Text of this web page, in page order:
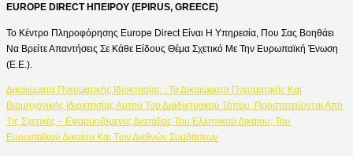
EUROPE DIRECT ΗΠΕΙΡΟΥ (EPIRUS, GREECE)
Το Κέντρο Πληροφόρησης Europe Direct Είναι Η Υπηρεσία, Που Σας Βοηθάει
Να Βρείτε Απαντήσεις Σε Κάθε Είδους Θέμα Σχετικό Με Την Ευρωπαϊκή Ένωση
(Ε.Ε.).
Δικαιώματα Πνευματικής Ιδιοκτησίας : Τα Δικαιώματα Πνευματικής Και
Βιομηχανικής Ιδιοκτησίας Αυτού Του Διαδικτυακού Τόπου, Προστατεύονται Από
Τις Σχετικές – Εφαρμοζόμενες Διατάξεις Του Ελληνικού Δικαίου, Του
Ευρωπαϊκού Δικαίου Και Των Διεθνών Συμβάσεων